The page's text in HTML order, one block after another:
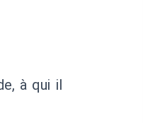
à qui il